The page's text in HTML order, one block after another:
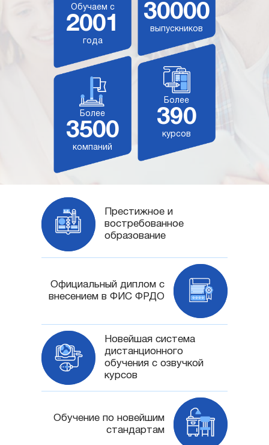
Обучаем с
2001
года
30000
выпускников
Более
3500
компаний
Более
390
курсов
Престижное и
востребованное
образование
Официальный диплом с
внесением в ФИС ФРДО
Новейшая система
дистанционного
обучения с озвучкой
курсов
Обучение по новейшим
стандартам